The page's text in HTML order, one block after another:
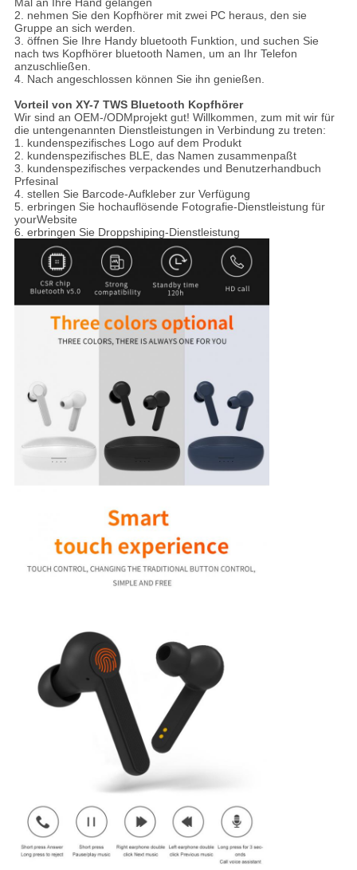
Mal an Ihre Hand gelangen
2. nehmen Sie den Kopfhörer mit zwei PC heraus, den sie
Gruppe an sich werden.
3. öffnen Sie Ihre Handy bluetooth Funktion, und suchen Sie
nach tws Kopfhörer bluetooth Namen, um an Ihr Telefon
anzuschließen.
4. Nach angeschlossen können Sie ihn genießen.
Vorteil von XY-7 TWS Bluetooth Kopfhörer
Wir sind an OEM-/ODMprojekt gut! Willkommen, zum mit wir für
die untengenannten Dienstleistungen in Verbindung zu treten:
1. kundenspezifisches Logo auf dem Produkt
2. kundenspezifisches BLE, das Namen zusammenpaßt
3. kundenspezifisches verpackendes und Benutzerhandbuch
Prfesinal
4. stellen Sie Barcode-Aufkleber zur Verfügung
5. erbringen Sie hochauflösende Fotografie-Dienstleistung für
yourWebsite
6. erbringen Sie Droppshiping-Dienstleistung